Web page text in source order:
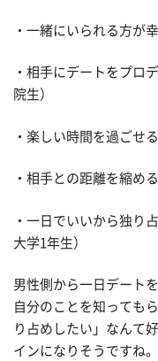
・一緒にいられる方が
・相手にデートをプロ
院生）
・楽しい時間を過ごせ
・相手との距離を縮め
・一日でいいから独り
大学1年生）
男性側から一日デート
自分のことを知っても
り占めしたい」なんて
インになりそうですね。